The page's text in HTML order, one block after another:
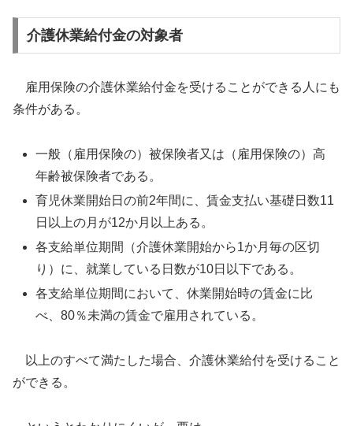
介護休業給付金の対象者
雇用保険の介護休業給付金を受けることができる人にも
条件がある。
一般（雇用保険の）被保険者又は（雇用保険の）高
年齢被保険者である。
育児休業開始日の前2年間に、賃金支払い基礎日数11
日以上の月が12か月以上ある。
各支給単位期間（介護休業開始から1か月毎の区切
り）に、就業している日数が10日以下である。
各支給単位期間において、休業開始時の賃金に比
べ、80％未満の賃金で雇用されている。
以上のすべて満たした場合、介護休業給付を受けること
ができる。